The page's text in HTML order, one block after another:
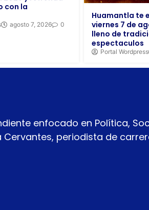
con la
agosto 7, 2026 0
Huamantla te
viernes 7 de
lleno de
espectaculos
Portal Wordpress
enfocado en Política,
Cervantes, periodista de